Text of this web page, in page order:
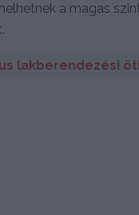
a magas
lakberendezési